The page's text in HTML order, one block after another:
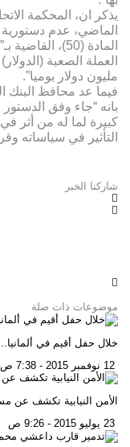
يذكر ان، المحكمة
المادة (50)،
مليون دولار يوميا”.
فيما عد محافظ البنك
بانه “جاء وفق
كبيرة لما له من أثر
التأثير في سياساته
شاركنا الخبر
موضوعات ذات صلة
خلال حفل أقيم في
الأمن النيابية تكشف عن